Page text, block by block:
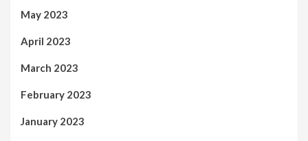
May 2023
April 2023
March 2023
February 2023
January 2023